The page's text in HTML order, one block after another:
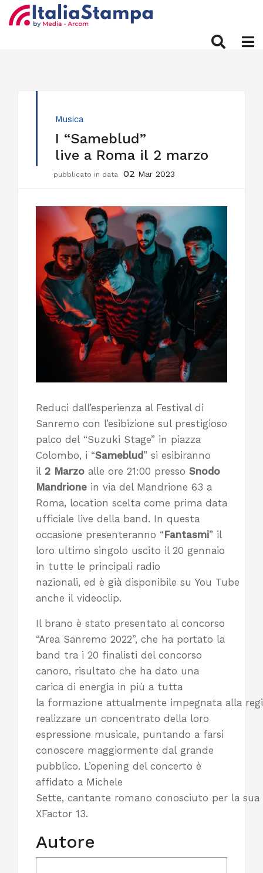
Musica
I “Sameblud”
live a Roma il 2 marzo
pubblicato in data 02 Mar 2023
Reduci dall’esperienza al Festival di
Sanremo con l’esibizione sul prestigioso
palco del “Suzuki Stage” in piazza
Colombo, i “Sameblud” si esibiranno
il 2 Marzo alle ore 21:00 presso Snodo
Mandrione in via del Mandrione 63 a
Roma, location scelta come prima data
ufficiale live della band. In questa
occasione presenteranno “Fantasmi” il
loro ultimo singolo uscito il 20 gennaio
in tutte le principali radio
nazionali, ed è già disponibile su You Tube
anche il videoclip.
Il brano è stato presentato al concorso
“Area Sanremo 2022”, che ha portato la
band tra i 20 finalisti del concorso
canoro, risultato che ha dato una
carica di energia in più a tutta
la formazione attualmente impegnata alla
realizzare un concentrato della loro
espressione musicale, puntando a farsi
conoscere maggiormente dal grande
pubblico. L’opening del concerto è
affidato a Michele
Sette, cantante romano conosciuto per la sua
XFactor 13.
Autore